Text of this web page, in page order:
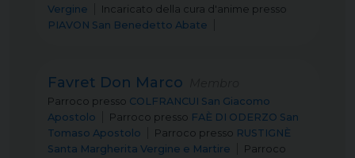
Vergine
Incaricato della cura d'anime presso
PIAVON San Benedetto Abate
Favret Don Marco
Parroco presso COLFRANCUI San Giacomo
Apostolo
Parroco presso FAÈ DI ODERZO San
Tomaso Apostolo
Parroco presso RUSTIGNÈ
Santa Margherita Vergine e Martire
Parroco